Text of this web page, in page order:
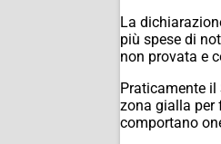
La
più spese di
non provata e
Praticamente
zona gialla per
comportano